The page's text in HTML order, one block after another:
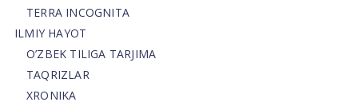
TERRA INCOGNITA
ILMIY HAYOT
O’ZBEK TILIGA TARJIMA
TAQRIZLAR
XRONIKA